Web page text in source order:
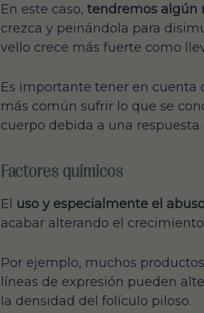
En este caso, tendremos algún
crezca y peinándola para
vello crece más fuerte como
Es importante tener en cuenta
más común sufrir lo que se
cuerpo debida a una
Factores químicos
El uso y especialmente el
acabar alterando el
Por ejemplo, muchos
líneas de expresión pueden
la densidad del folículo piloso.